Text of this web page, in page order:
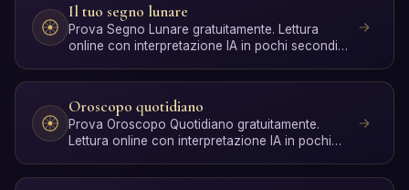
Il tuo segno lunare
Prova Segno Lunare gratuitamente. Lettura
online con interpretazione IA in pochi secondi,
Oroscopo quotidiano
Prova Oroscopo Quotidiano gratuitamente.
Lettura online con interpretazione IA in pochi